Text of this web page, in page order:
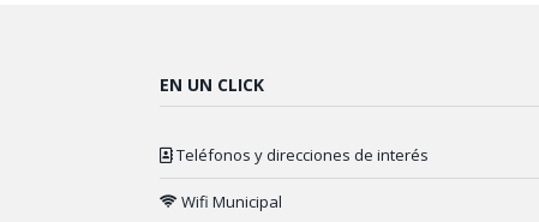
EN UN CLICK
Teléfonos y direcciones de interés
Wifi Municipal